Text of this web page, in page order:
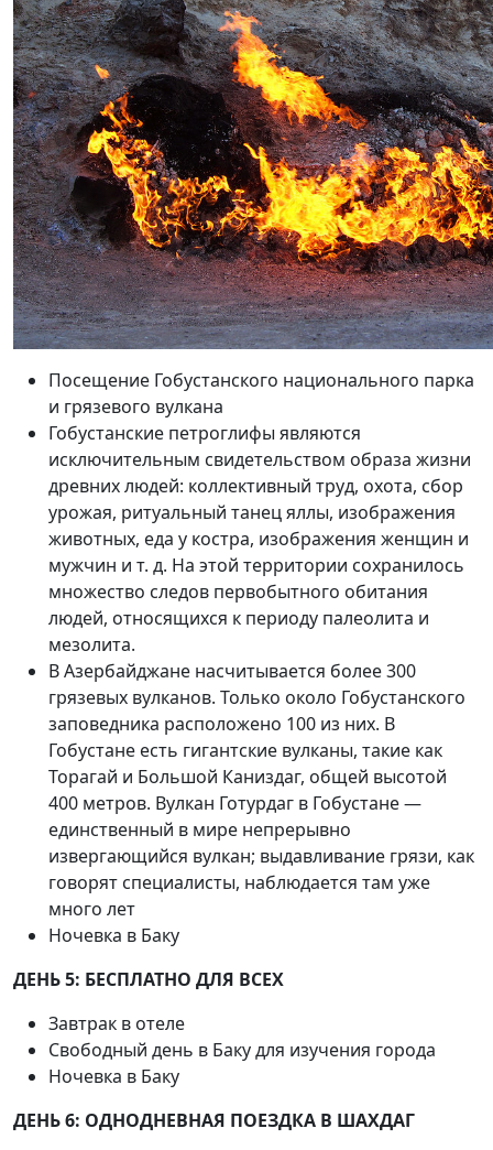
Посещение Гобустанского национального парка
и грязевого вулкана
Гобустанские петроглифы являются
исключительным свидетельством образа жизни
древних людей: коллективный труд, охота, сбор
урожая, ритуальный танец яллы, изображения
животных, еда у костра, изображения женщин и
мужчин и т. д. На этой территории сохранилось
множество следов первобытного обитания
людей, относящихся к периоду палеолита и
мезолита.
В Азербайджане насчитывается более 300
грязевых вулканов. Только около Гобустанского
заповедника расположено 100 из них. В
Гобустане есть гигантские вулканы, такие как
Торагай и Большой Каниздаг, общей высотой
400 метров. Вулкан Готурдаг в Гобустане —
единственный в мире непрерывно
извергающийся вулкан; выдавливание грязи, как
говорят специалисты, наблюдается там уже
много лет
Ночевка в Баку
ДЕНЬ 5: БЕСПЛАТНО ДЛЯ ВСЕХ
Завтрак в отеле
Свободный день в Баку для изучения города
Ночевка в Баку
ДЕНЬ 6: ОДНОДНЕВНАЯ ПОЕЗДКА В ШАХДАГ